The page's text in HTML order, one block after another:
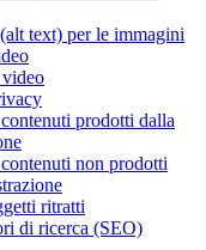
text) per le immagini
prodotti dalla
non prodotti
ritratti
di ricerca (SEO)